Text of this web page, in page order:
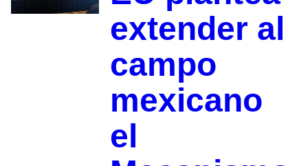
extender al
campo
mexicano
el